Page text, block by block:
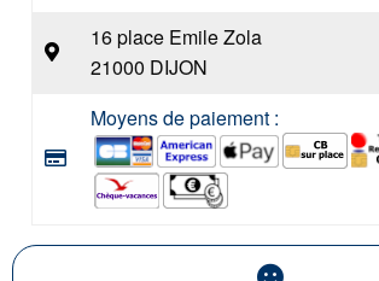
16 place Emile Zola
21000 DIJON
Moyens de paiement :